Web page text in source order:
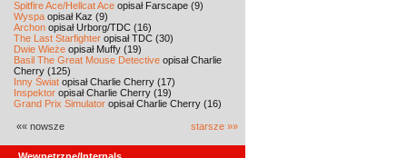
Spitfire Ace/Hellcat Ace opisał Farscape (9)
Wyspa opisał Kaz (9)
Archon opisał Urborg/TDC (16)
The Last Starfighter opisał TDC (30)
Dwie Wieże opisał Muffy (19)
Basil The Great Mouse Detective opisał Charlie
Cherry (125)
Inny Świat opisał Charlie Cherry (17)
Inspektor opisał Charlie Cherry (19)
Grand Prix Simulator opisał Charlie Cherry (16)
«« nowsze starsze »»